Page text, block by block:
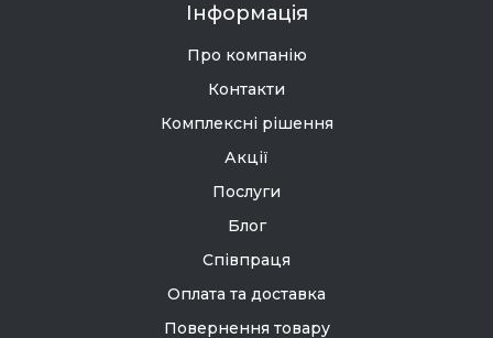
Інформація
Про компанію
Контакти
Комплексні рішення
Акції
Послуги
Блог
Співпраця
Оплата та доставка
Повернення товару